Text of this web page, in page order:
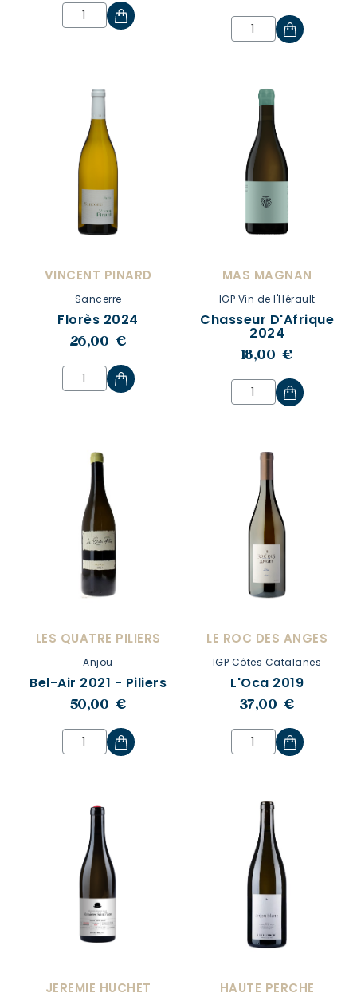
VINCENT PINARD
Sancerre
Florès 2024
26,00 €
MAS MAGNAN
IGP Vin de l'Hérault
Chasseur D'Afrique
2024
18,00 €
LES QUATRE PILIERS
Anjou
Bel-Air 2021 - Piliers
50,00 €
LE ROC DES ANGES
IGP Côtes Catalanes
L'Oca 2019
37,00 €
JEREMIE HUCHET HAUTE PERCHE